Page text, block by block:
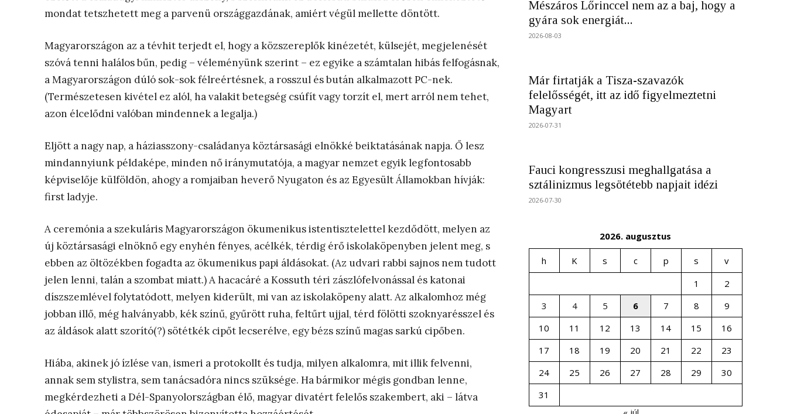
mondat tetszhetett meg a parvenü országgazdának, amiért végül mellette döntött.
Magyarországon az a tévhit terjedt el, hogy a közszereplők kinézetét, külsejét, megjelenését
szóvá tenni halálos bűn, pedig – véleményünk szerint – ez egyike a számtalan hibás felfogásnak,
a Magyarországon dúló sok-sok félreértésnek, a rosszul és bután alkalmazott PC-nek.
(Természetesen kivétel ez alól, ha valakit betegség csúfít vagy torzít el, mert arról nem tehet,
azon élcelődni valóban mindennek a legalja.)
Eljött a nagy nap, a háziasszony-családanya köztársasági elnökké beiktatásának napja. Ő lesz
mindannyiunk példaképe, minden nő iránymutatója, a magyar nemzet egyik legfontosabb
képviselője külföldön, ahogy a romjaiban heverő Nyugaton és az Egyesült Államokban hívják:
first ladyje.
A ceremónia a szekuláris Magyarországon ökumenikus istentisztelettel kezdődött, melyen az
új köztársasági elnöknő egy enyhén fényes, acélkék, térdig érő iskolaköpenyben jelent meg, s
ebben az öltözékben fogadta az ökumenikus papi áldásokat. (Az udvari rabbi sajnos nem tudott
jelen lenni, talán a szombat miatt.) A hacacáré a Kossuth téri zászlófelvonással és katonai
díszszemlével folytatódott, melyen kiderült, mi van az iskolaköpeny alatt. Az alkalomhoz még
jobban illő, még halványabb, kék színű, gyűrött ruha, feltűrt ujjal, térd fölötti szoknyarésszel és
az áldások alatt szorító(?) sötétkék cipőt lecserélve, egy bézs színű magas sarkú cipőben.
Hiába, akinek jó ízlése van, ismeri a protokollt és tudja, milyen alkalomra, mit illik felvenni,
annak sem stylistra, sem tanácsadóra nincs szüksége. Ha bármikor mégis gondban lenne,
megkérdezheti a Dél-Spanyolországban élő, magyar divatért felelős szakembert, aki – látva
Mészáros Lőrinccel nem az a baj, hogy a
gyára sok energiát...
2026-08-03
Már firtatják a Tisza-szavazók
felelősségét, itt az idő figyelmeztetni
Magyart
2026-07-31
Fauci kongresszusi meghallgatása a
sztálinizmus legsötétebb napjait idézi
2026-07-30
2026. augusztus
h K s c p s
v
1
2
3
4 5 6 7 8
9
10
11 12 13 14 15
16
17
18 19 20 21 22
23
24
25 26 27 28 29
30
31